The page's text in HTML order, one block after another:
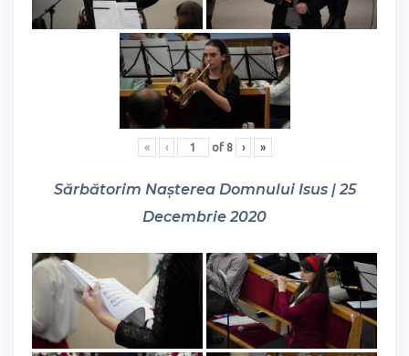
« ‹ of 8 › »
Sărbătorim Nașterea Domnului Isus | 25
Decembrie 2020